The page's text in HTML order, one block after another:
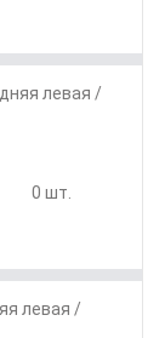
левая /
0 шт.
левая /